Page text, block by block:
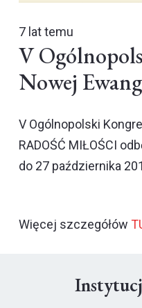
7 lat temu
V
Nowej
V Ogólnopolski
RADOŚĆ MIŁOŚCI
do 27 października
Więcej szczegółów